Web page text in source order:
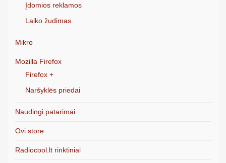
Įdomios reklamos
Laiko žudimas
Mikro
Mozilla Firefox
Firefox +
Naršyklės priedai
Naudingi patarimai
Ovi store
Radiocool.lt rinktiniai